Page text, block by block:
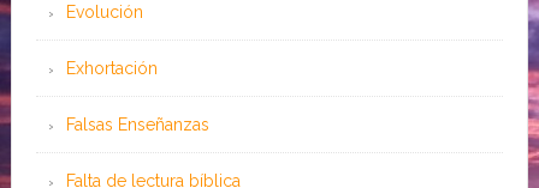
Evolución
Exhortación
Falsas Enseñanzas
Falta de lectura bíblica